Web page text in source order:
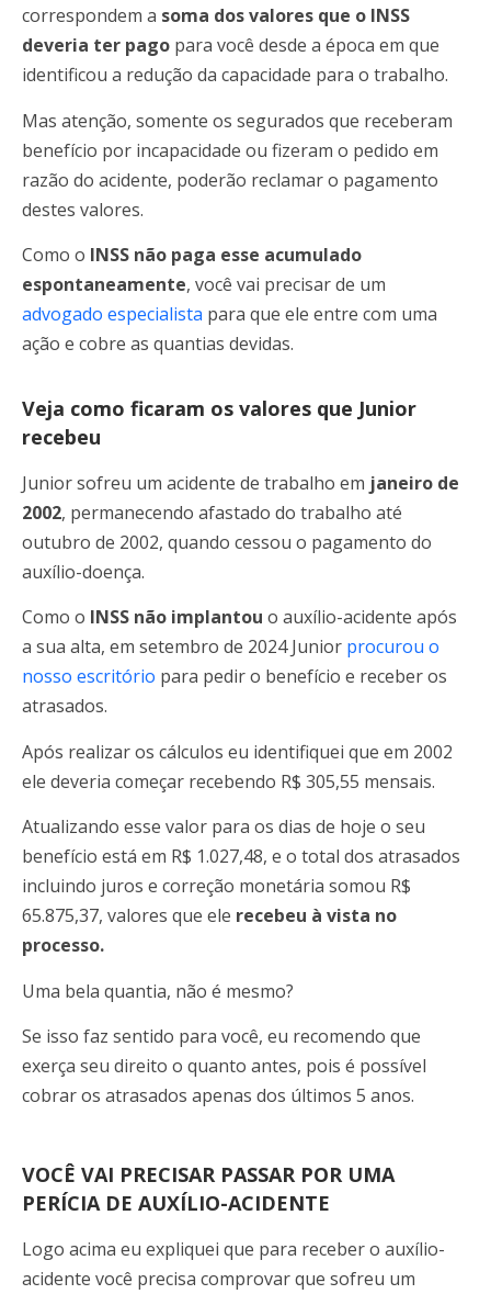
correspondem a soma dos valores que o INSS
deveria ter pago para você desde a época em que
identificou a redução da capacidade para o trabalho.
Mas atenção, somente os segurados que receberam
benefício por incapacidade ou fizeram o pedido em
razão do acidente, poderão reclamar o pagamento
destes valores.
Como o INSS não paga esse acumulado
espontaneamente, você vai precisar de um
advogado especialista para que ele entre com uma
ação e cobre as quantias devidas.
Veja como ficaram os valores que Junior
recebeu
Junior sofreu um acidente de trabalho em janeiro de
2002, permanecendo afastado do trabalho até
outubro de 2002, quando cessou o pagamento do
auxílio-doença.
Como o INSS não implantou o auxílio-acidente após
a sua alta, em setembro de 2024 Junior procurou o
nosso escritório para pedir o benefício e receber os
atrasados.
Após realizar os cálculos eu identifiquei que em 2002
ele deveria começar recebendo R$ 305,55 mensais.
Atualizando esse valor para os dias de hoje o seu
benefício está em R$ 1.027,48, e o total dos atrasados
incluindo juros e correção monetária somou R$
65.875,37, valores que ele recebeu à vista no
processo.
Uma bela quantia, não é mesmo?
Se isso faz sentido para você, eu recomendo que
exerça seu direito o quanto antes, pois é possível
cobrar os atrasados apenas dos últimos 5 anos.
VOCÊ VAI PRECISAR PASSAR POR UMA
PERÍCIA DE AUXÍLIO-ACIDENTE
Logo acima eu expliquei que para receber o auxílio-
acidente você precisa comprovar que sofreu um